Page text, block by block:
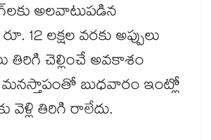
అలవాటుపడిన
12 లక్షల వరకు అప్పులు
తిరిగి చెల్లించే అవకాశం
బుధవారం ఇంట్లో
వెళ్లి తిరిగి రాలేదు.